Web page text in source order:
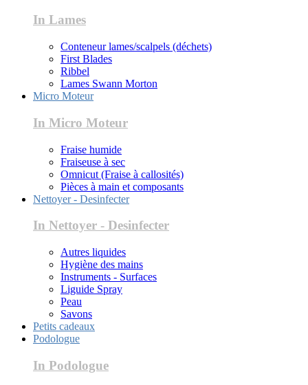
In Lames
Conteneur lames/scalpels (déchets)
First Blades
Ribbel
Lames Swann Morton
Micro Moteur
In Micro Moteur
Fraise humide
Fraiseuse à sec
Omnicut (Fraise à callosités)
Pièces à main et composants
Nettoyer - Desinfecter
In Nettoyer - Desinfecter
Autres liquides
Hygiène des mains
Instruments - Surfaces
Liguide Spray
Peau
Savons
Petits cadeaux
Podologue
In Podologue